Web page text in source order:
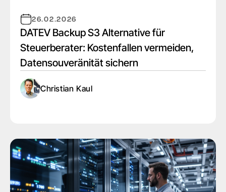
26.02.2026
DATEV Backup S3 Alternative für
Steuerberater: Kostenfallen vermeiden,
Datensouveränität sichern
Christian Kaul